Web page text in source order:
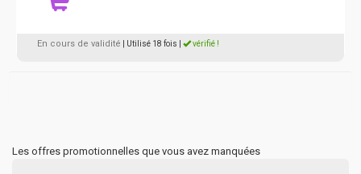
En cours de validité | Utilisé 18 fois vérifié !
Les offres promotionnelles que vous avez manquées